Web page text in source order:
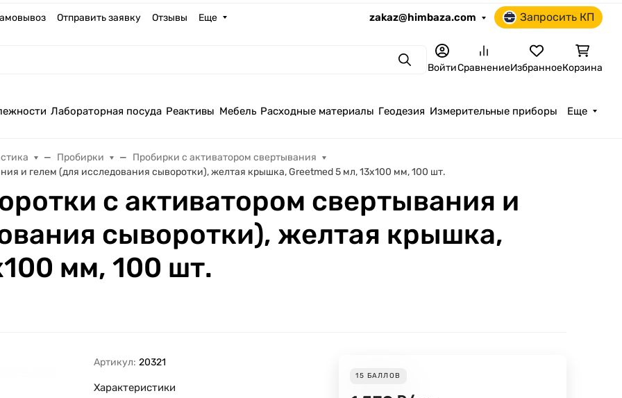
Отправить заявку Отзывы Еще zakaz@himbaza.com Запросить КП
ПоискВойтиСравнениеИзбранноеКорзина
Лабораторная посуда Реактивы Мебель Расходные материалы Геодезия Измерительные приборы Еще
Пробирки
Пробирки с активатором свертывания
и гелем (для исследования сыворотки), желтая крышка, Greetmed 5 мл, 13х100 мм, 100 шт.
с активатором свертывания и
сыворотки), желтая крышка,
мм, 100 шт.
Артикул: 20321
Характеристики
15 БАЛЛОВ